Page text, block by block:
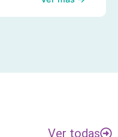
Ver todas